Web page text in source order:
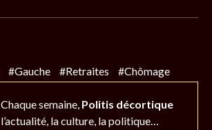
#Gauche #Retraites #Chômage
Chaque semaine, Politis décortique
l’actualité, la culture, la politique…